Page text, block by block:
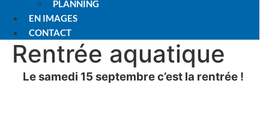
PLANNING
EN IMAGES
CONTACT
Rentrée aquatique
Le samedi 15 septembre c’est la rentrée !